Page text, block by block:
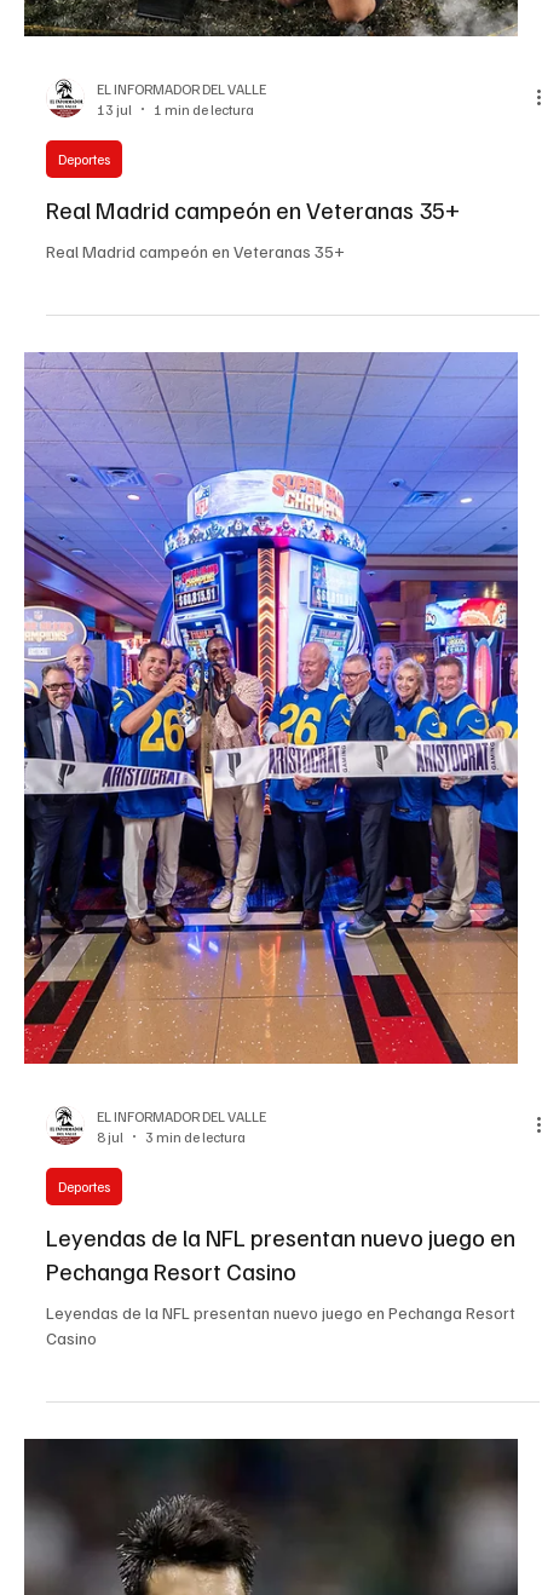
EL INFORMADOR DEL VALLE
14 jul
2 min de lectura
Firebirds
Firebirds renuevan contrato de Mitchell
Stephens
Firebirds renuevan contrato de Mitchell Stephens